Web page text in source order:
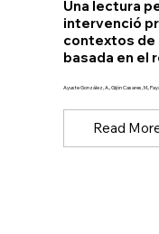
Una lectura
intervenció
contextos de
basada en el
Ayuste González, A., Gijón Casares, M.,
Read